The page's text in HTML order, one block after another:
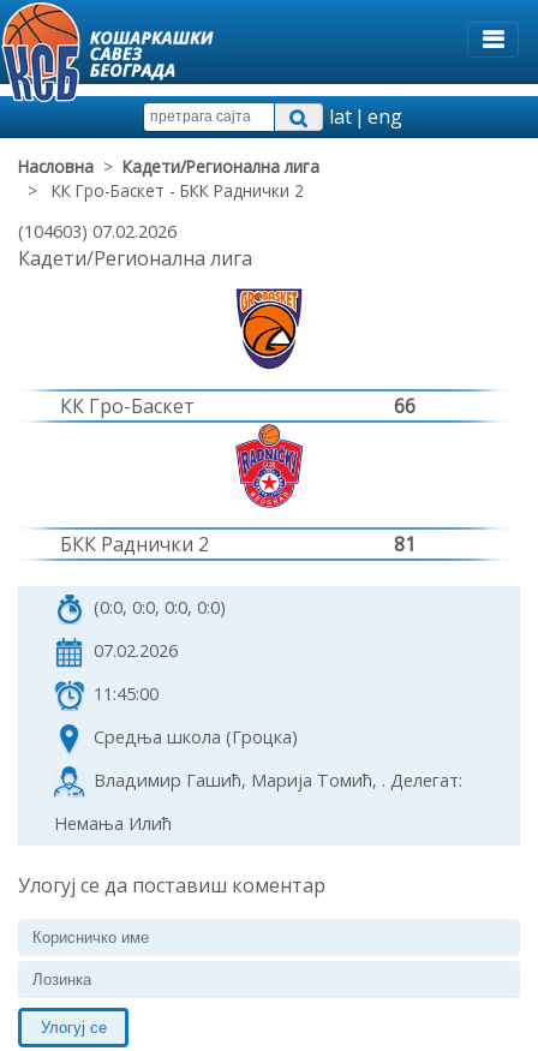
lat|eng
Насловна > Кадети/Регионална лига
> КК Гро-Баскет - БКК Раднички 2
(104603) 07.02.2026
Кадети/Регионална лига
КК Гро-Баскет 66
БКК Раднички 2 81
(0:0, 0:0, 0:0, 0:0)
07.02.2026
11:45:00
Средња школа (Гроцка)
Владимир Гашић, Марија Томић, . Делегат:
Немања Илић
Улогуј се да поставиш коментар
Улогуј се